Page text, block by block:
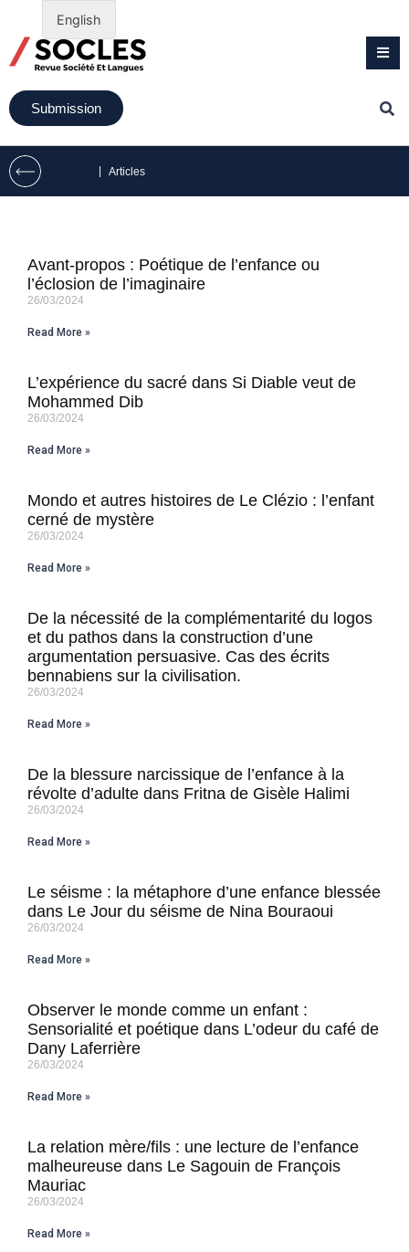
Submission
Articles
Avant-propos : Poétique de l’enfance ou
l’éclosion de l’imaginaire
26/03/2024
Read More »
L’expérience du sacré dans Si Diable veut de
Mohammed Dib
26/03/2024
Read More »
Mondo et autres histoires de Le Clézio : l’enfant
cerné de mystère
26/03/2024
Read More »
De la nécessité de la complémentarité du logos
et du pathos dans la construction d’une
argumentation persuasive. Cas des écrits
bennabiens sur la civilisation.
26/03/2024
Read More »
De la blessure narcissique de l’enfance à la
révolte d’adulte dans Fritna de Gisèle Halimi
26/03/2024
Read More »
Le séisme : la métaphore d’une enfance blessée
dans Le Jour du séisme de Nina Bouraoui
26/03/2024
Read More »
Observer le monde comme un enfant :
Sensorialité et poétique dans L’odeur du café de
Dany Laferrière
26/03/2024
Read More »
La relation mère/fils : une lecture de l’enfance
malheureuse dans Le Sagouin de François
Mauriac
26/03/2024
Read More »
English